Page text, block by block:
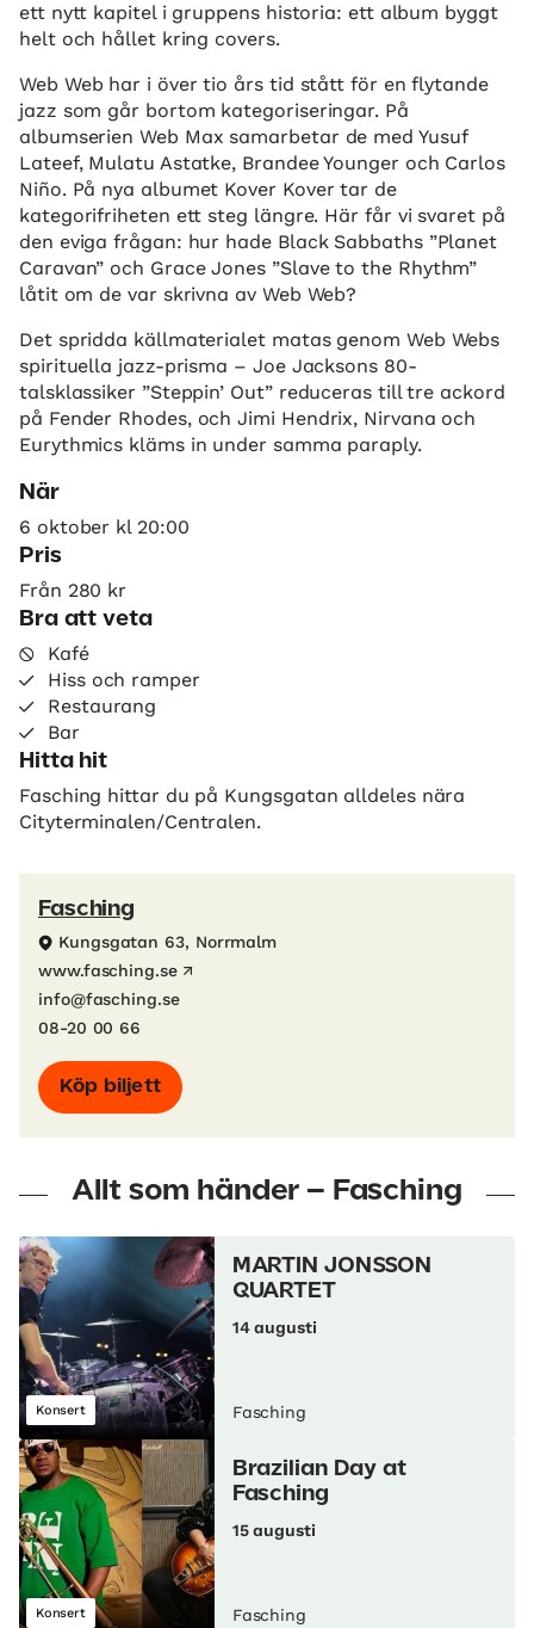
ett nytt kapitel i gruppens historia: ett album byggt
helt och hållet kring covers.
Web Web har i över tio års tid stått för en flytande
jazz som går bortom kategoriseringar. På
albumserien Web Max samarbetar de med Yusuf
Lateef, Mulatu Astatke, Brandee Younger och Carlos
Niño. På nya albumet Kover Kover tar de
kategorifriheten ett steg längre. Här får vi svaret på
den eviga frågan: hur hade Black Sabbaths ”Planet
Caravan” och Grace Jones ”Slave to the Rhythm”
låtit om de var skrivna av Web Web?
Det spridda källmaterialet matas genom Web Webs
spirituella jazz-prisma – Joe Jacksons 80-
talsklassiker ”Steppin’ Out” reduceras till tre ackord
på Fender Rhodes, och Jimi Hendrix, Nirvana och
Eurythmics kläms in under samma paraply.
När
6 oktober kl 20:00
Pris
Från 280 kr
Bra att veta
Kafé
Hiss och ramper
Restaurang
Bar
Hitta hit
Fasching hittar du på Kungsgatan alldeles nära
Cityterminalen/Centralen.
Fasching
Kungsgatan 63, Norrmalm
www.fasching.se
info@fasching.se
08-20 00 66
Köp biljett
Allt som händer – Fasching
Konsert
MARTIN JONSSON
QUARTET
14 augusti
Fasching
Konsert
Brazilian Day at
Fasching
15 augusti
Fasching